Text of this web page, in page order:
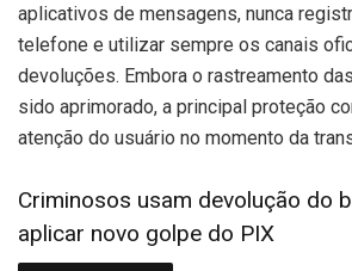
aplicativos de mensagens, nunca
telefone e utilizar sempre os canais
devoluções. Embora o rastreamento
sido aprimorado, a principal proteção
atenção do usuário no momento da
Criminosos usam devolução do
aplicar novo golpe do PIX